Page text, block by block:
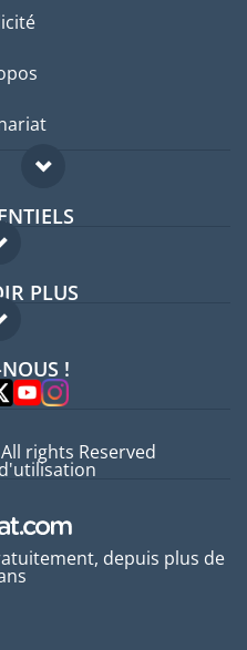
pays
PLUS
!
depuis plus de
rights Reserved